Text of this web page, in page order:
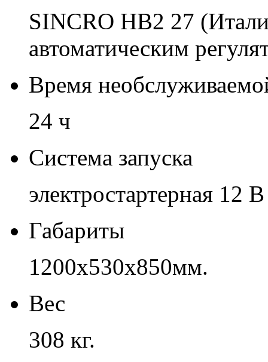
SINCRO НВ2 27
автоматическим
Время
24 ч
Система запуска
электростартерная 12 В
Габариты
1200х530х850мм.
Вес
308 кг.